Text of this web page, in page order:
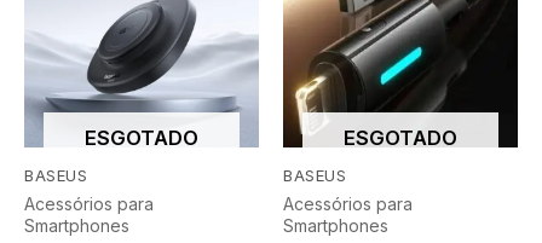
BASEUS
ESGOTADO
Acessórios para
Smartphones
BASEUS
ESGOTADO
Acessórios para
Smartphones